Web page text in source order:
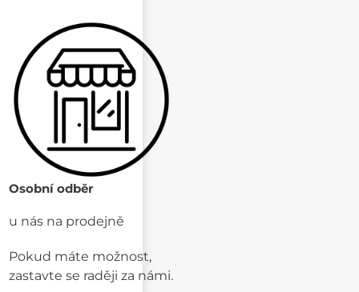
Osobní odběr
u nás na prodejně
Pokud máte možnost,
zastavte se raději za námi.